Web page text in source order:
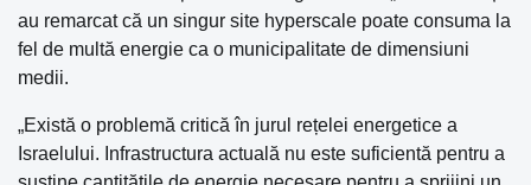
au remarcat că un singur site hyperscale poate consuma la
fel de multă energie ca o municipalitate de dimensiuni
medii.
„Există o problemă critică în jurul rețelei energetice a
Israelului. Infrastructura actuală nu este suficientă pentru a